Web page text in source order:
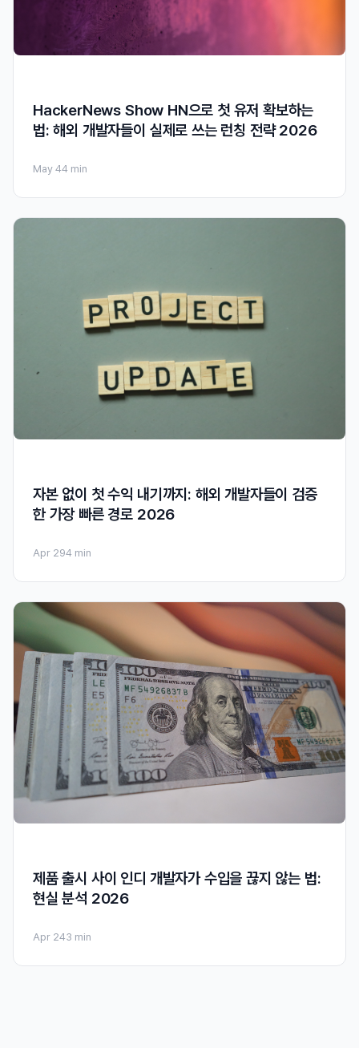
HackerNews Show HN으로 첫 유저 확보하는
법: 해외 개발자들이 실제로 쓰는 런칭 전략 2026
May 44 min
자본 없이 첫 수익 내기까지: 해외 개발자들이 검증
한 가장 빠른 경로 2026
Apr 294 min
제품 출시 사이 인디 개발자가 수입을 끊지 않는 법:
현실 분석 2026
Apr 243 min